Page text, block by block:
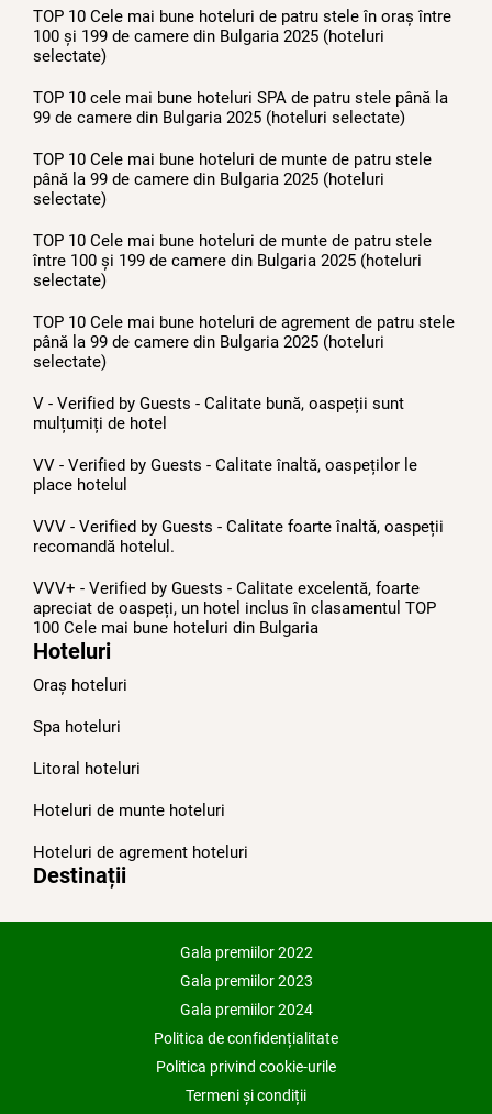
TOP 10 Cele mai bune hoteluri de patru stele în oraș între
100 și 199 de camere din Bulgaria 2025 (hoteluri
selectate)
TOP 10 cele mai bune hoteluri SPA de patru stele până la
99 de camere din Bulgaria 2025 (hoteluri selectate)
TOP 10 Cele mai bune hoteluri de munte de patru stele
până la 99 de camere din Bulgaria 2025 (hoteluri
selectate)
TOP 10 Cele mai bune hoteluri de munte de patru stele
între 100 și 199 de camere din Bulgaria 2025 (hoteluri
selectate)
TOP 10 Cele mai bune hoteluri de agrement de patru stele
până la 99 de camere din Bulgaria 2025 (hoteluri
selectate)
V - Verified by Guests - Calitate bună, oaspeții sunt
mulțumiți de hotel
VV - Verified by Guests - Calitate înaltă, oaspeților le
place hotelul
VVV - Verified by Guests - Calitate foarte înaltă, oaspeții
recomandă hotelul.
VVV+ - Verified by Guests - Calitate excelentă, foarte
apreciat de oaspeți, un hotel inclus în clasamentul TOP
100 Cele mai bune hoteluri din Bulgariа
Hoteluri
Oraș hoteluri
Spa hoteluri
Litoral hoteluri
Hoteluri de munte hoteluri
Hoteluri de agrement hoteluri
Destinații
Gala premiilor 2022
Gala premiilor 2023
Gala premiilor 2024
Politica de confidențialitate
Politica privind cookie-urile
Termeni și condiții